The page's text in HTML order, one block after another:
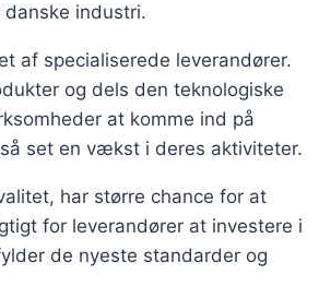
industri.
af specialiserede leverandører.
og dels den teknologiske
at komme ind på
set en vækst i deres aktiviteter.
har større chance for at
for leverandører at investere i
de nyeste standarder og